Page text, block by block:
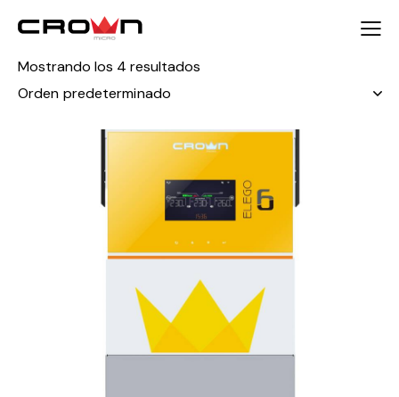
Mostrando los 4 resultados